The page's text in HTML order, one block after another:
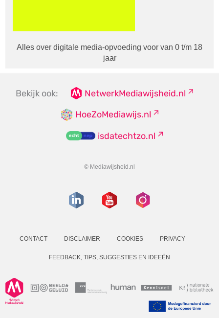
Alles over digitale media-opvoeding voor van 0 t/m 18
jaar
Bekijk ook:
NetwerkMediawijsheid.nl
HoeZoMediawijs.nl
isdatechtzo.nl
© Mediawijsheid.nl
CONTACT DISCLAIMER COOKIES PRIVACY
FEEDBACK, TIPS, SUGGESTIES EN IDEEËN